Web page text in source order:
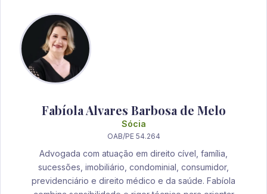
Fabíola Alvares Barbosa de Melo
Sócia
OAB/PE 54.264
Advogada com atuação em direito cível, família,
sucessões, imobiliário, condominial, consumidor,
previdenciário e direito médico e da saúde. Fabíola